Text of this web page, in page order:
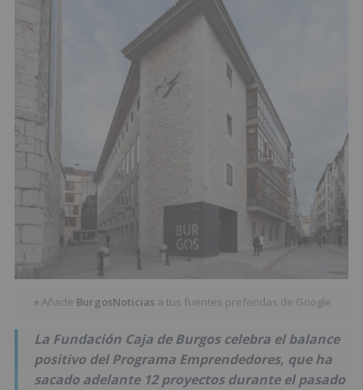
★Añade BurgosNoticias a tus fuentes preferidas de Google
La Fundación Caja de Burgos celebra el balance
positivo del Programa Emprendedores, que ha
sacado adelante 12 proyectos durante el pasado